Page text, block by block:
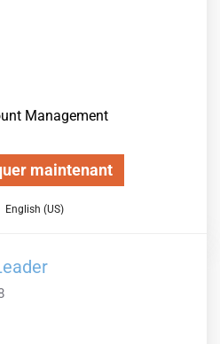
Management
maintenant
English (US)